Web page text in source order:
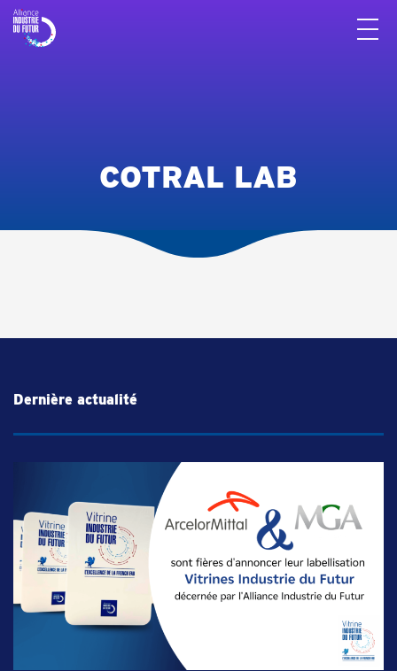
COTRAL LAB
Dernière actualité
Panneau de gestion des cookies